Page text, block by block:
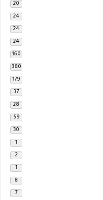
20
24
24
24
160
360
179
37
28
59
30
1
2
1
8
7